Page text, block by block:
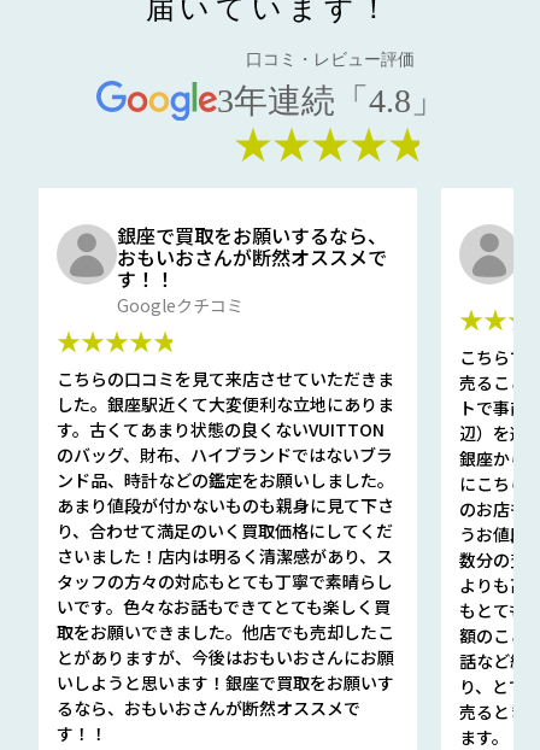
届いています！
口コミ・レビュー評価
3年連続「4.8」
★★★★★
銀座で買取をお願いするなら、
おもいおさんが断然オススメで
す！！
Googleクチコミ
★★★★★
こちらの口コミを見て来店させていただきま
した。銀座駅近くて大変便利な立地にありま
す。古くてあまり状態の良くないVUITTON
のバッグ、財布、ハイブランドではないブラ
ンド品、時計などの鑑定をお願いしました。
あまり値段が付かないものも親身に見て下さ
り、合わせて満足のいく買取価格にしてくだ
さいました！店内は明るく清潔感があり、ス
タッフの方々の対応もとても丁寧で素晴らし
いです。色々なお話もできてとても楽しく買
取をお願いできました。他店でも売却したこ
とがありますが、今後はおもいおさんにお願
いしようと思います！銀座で買取をお願いす
るなら、おもいおさんが断然オススメで
す！！
こちらで
売ること
トで事前
辺）を選
銀座から
にこちら
のお店も
うお値段
数分の査
よりも高
もとても
額のこと
話など細
り、とて
売るとき
ます。